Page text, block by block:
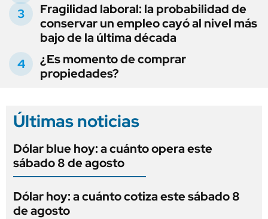
Fragilidad laboral: la probabilidad de
conservar un empleo cayó al nivel más
bajo de la última década
¿Es momento de comprar
propiedades?
Últimas noticias
Dólar blue hoy: a cuánto opera este
sábado 8 de agosto
Dólar hoy: a cuánto cotiza este sábado 8
de agosto